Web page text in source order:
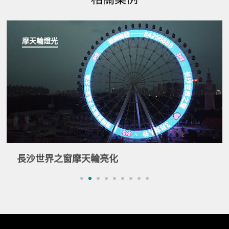
摩天輪燈光
長沙世界之窗摩天輪亮化